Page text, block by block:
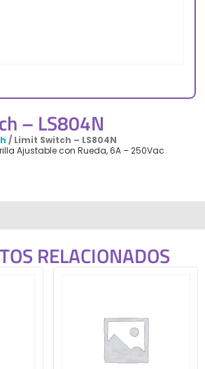
– LS804N
/ Limit Switch – LS804N
Ajustable con Rueda, 6A – 250Vac
RELACIONADOS